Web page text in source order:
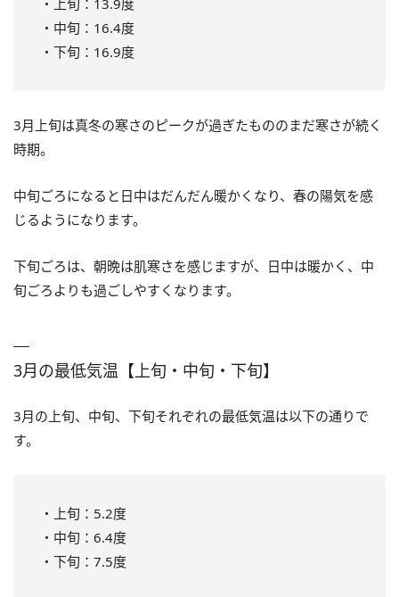
・中旬：16.4度
・下旬：16.9度
3月上旬は真冬の寒さのピークが過ぎたもののまだ寒さが続く
時期。
中旬ごろになると日中はだんだん暖かくなり、春の陽気を感
じるようになります。
下旬ごろは、朝晩は肌寒さを感じますが、日中は暖かく、中
旬ごろよりも過ごしやすくなります。
3月の最低気温【上旬・中旬・下旬】
3月の上旬、中旬、下旬それぞれの最低気温は以下の通りで
す。
・上旬：5.2度
・中旬：6.4度
・下旬：7.5度